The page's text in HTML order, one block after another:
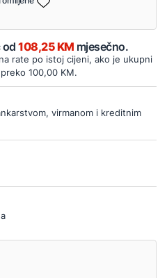
od108,25 KM mjesečno.
rate po istoj cijeni, ako je ukupni
100,00 KM.
virmanom i kreditnim